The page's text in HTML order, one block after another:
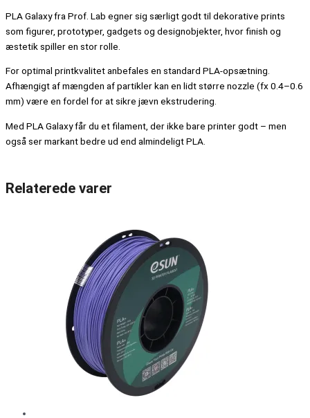
PLA Galaxy fra Prof. Lab egner sig særligt godt til dekorative prints
som figurer, prototyper, gadgets og designobjekter, hvor finish og
æstetik spiller en stor rolle.
For optimal printkvalitet anbefales en standard PLA-opsætning.
Afhængigt af mængden af partikler kan en lidt større nozzle (fx 0.4–0.6
mm) være en fordel for at sikre jævn ekstrudering.
Med PLA Galaxy får du et filament, der ikke bare printer godt – men
også ser markant bedre ud end almindeligt PLA.
Relaterede varer